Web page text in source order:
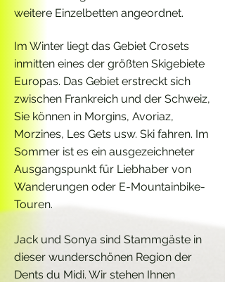
weitere Einzelbetten angeordnet.
Im Winter liegt das Gebiet Crosets
inmitten eines der größten Skigebiete
Europas. Das Gebiet erstreckt sich
zwischen Frankreich und der Schweiz,
Sie können in Morgins, Avoriaz,
Morzines, Les Gets usw. Ski fahren. Im
Sommer ist es ein ausgezeichneter
Ausgangspunkt für Liebhaber von
Wanderungen oder E-Mountainbike-
Touren.
Jack und Sonya sind Stammgäste in
dieser wunderschönen Region der
Dents du Midi. Wir stehen Ihnen